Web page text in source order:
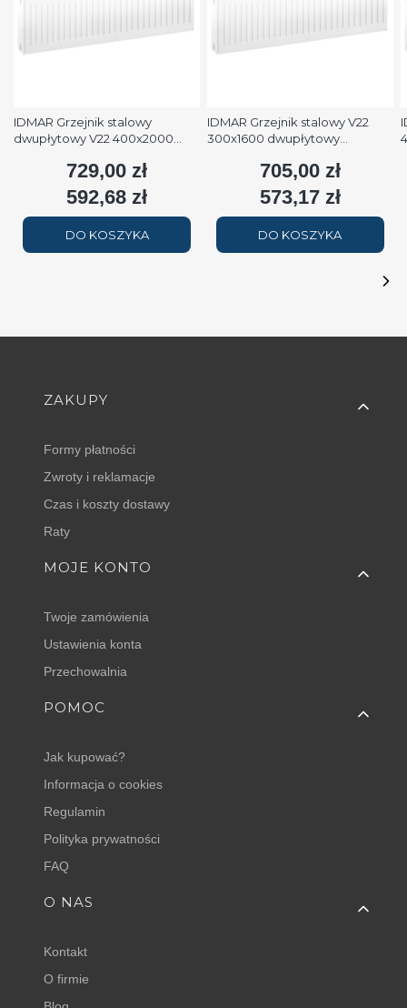
IDMAR Grzejnik stalowy
dwupłytowy V22 400x2000
2508W (90/70/20°C) biały
Cena
729,00 zł
Cena
592,68 zł
DO KOSZYKA
IDMAR Grzejnik stalowy V22
300x1600 dwupłytowy
(90/70/20°C) biały RAL9016
Cena
705,00 zł
Cena
573,17 zł
DO KOSZYKA
Linki w stopce
ZAKUPY
Formy płatności
Zwroty i reklamacje
Czas i koszty dostawy
Raty
MOJE KONTO
Twoje zamówienia
Ustawienia konta
Przechowalnia
POMOC
Jak kupować?
Informacja o cookies
Regulamin
Polityka prywatności
FAQ
O NAS
Kontakt
O firmie